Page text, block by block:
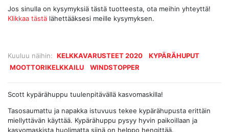
Kuuluu näihin: KELKKAVARUSTEET 2020
KYPÄRÄHUPUT
MOOTTORIKELKKAILU
WINDSTOPPER
Jos sinulla on kysymyksiä tästä tuotteesta, ota meihin yhteyttä!
Klikkaa tästä lähettääksesi meille kysymyksen.
Scott kypärähuppu tuulenpitävällä kasvomaskilla!
Tasosaumattu ja napakka istuvuus tekee kypärähupusta erittäin
miellyttävän käyttää. Kypärähuppu pysyy hyvin paikoillaan ja
kasvomaskista huolimatta siinä on helppo hengittää.